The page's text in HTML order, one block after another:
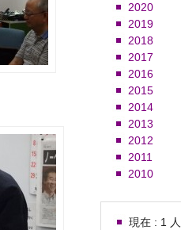
2020
2019
2018
2017
2016
2015
2014
2013
2012
2011
2010
現在 : 1 人